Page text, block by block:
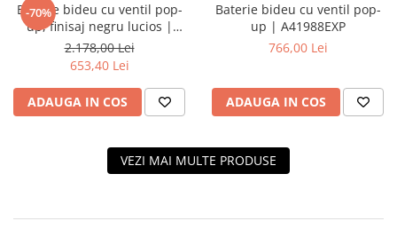
-70%
Baterie bideu cu ventil pop-
up, finisaj negru lucios |
A4277039
2.178,00 Lei
653,40 Lei
ADAUGA IN COS
Baterie bideu cu ventil pop-
up | A41988EXP
766,00 Lei
ADAUGA IN COS
VEZI MAI MULTE PRODUSE